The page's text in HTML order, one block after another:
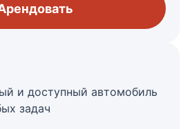
и доступный автомобиль
задач